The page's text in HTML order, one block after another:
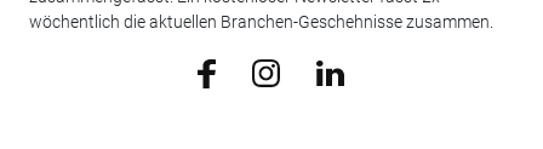
wöchentlich die aktuellen Branchen-Geschehnisse zusammen.